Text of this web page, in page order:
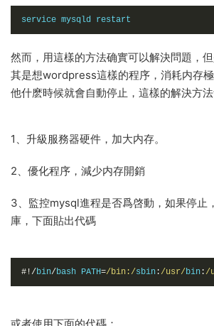
service mysqld restart
然而，用這樣的方法确實可以解決問題，
其是想wordpress這樣的程序，消耗内存
他什麽時候就會自動停止，這樣的解決方法
1、升級服務器硬件，加大内存。
2、優化程序，減少内存開銷
3、監控mysql進程是否爲啓動，如果停止
庫，下面貼出代碼
#!/bin/bash PATH=/bin:/sbin : /usr/bin : /